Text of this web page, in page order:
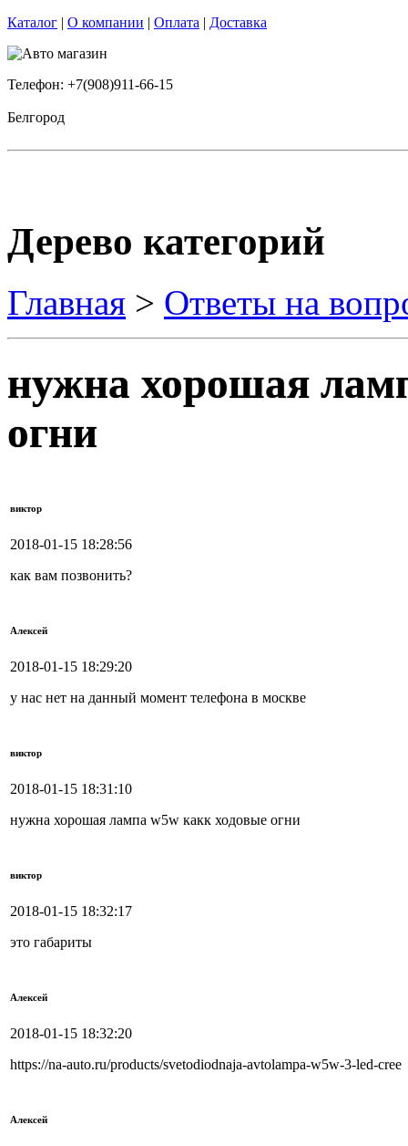
Каталог | О компании | Оплата | Доставка
Телефон: +7(908)911-66-15
Белгород
Дерево категорий
Главная > Ответы на
нужна хорошая
огни
виктор
2018-01-15 18:28:56
как вам позвонить?
Алексей
2018-01-15 18:29:20
у нас нет на данный момент телефона в москве
виктор
2018-01-15 18:31:10
нужна хорошая лампа w5w какк ходовые огни
виктор
2018-01-15 18:32:17
это габариты
Алексей
2018-01-15 18:32:20
https://na-auto.ru/products/svetodiodnaja-avtolampa-w5w-3-led-cree
Алексей